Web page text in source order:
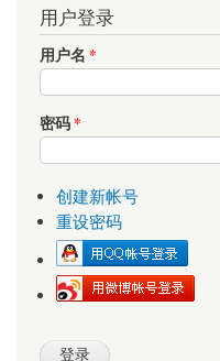
用户登录
用户名 *
密码*
创建新帐号
重设密码